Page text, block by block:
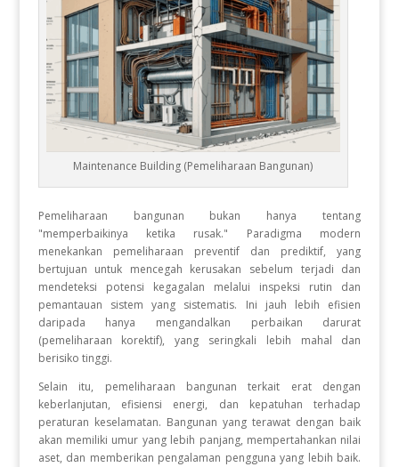
Maintenance Building (Pemeliharaan Bangunan)
Pemeliharaan bangunan bukan hanya tentang
"memperbaikinya ketika rusak." Paradigma modern
menekankan pemeliharaan preventif dan prediktif, yang
bertujuan untuk mencegah kerusakan sebelum terjadi dan
mendeteksi potensi kegagalan melalui inspeksi rutin dan
pemantauan sistem yang sistematis. Ini jauh lebih efisien
daripada hanya mengandalkan perbaikan darurat
(pemeliharaan korektif), yang seringkali lebih mahal dan
berisiko tinggi.
Selain itu, pemeliharaan bangunan terkait erat dengan
keberlanjutan, efisiensi energi, dan kepatuhan terhadap
peraturan keselamatan. Bangunan yang terawat dengan baik
akan memiliki umur yang lebih panjang, mempertahankan nilai
aset, dan memberikan pengalaman pengguna yang lebih baik.